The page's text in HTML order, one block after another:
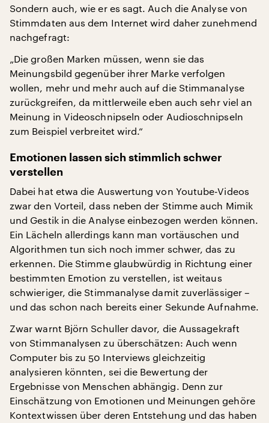
Sondern auch, wie er es sagt. Auch die Analyse von
Stimmdaten aus dem Internet wird daher zunehmend
nachgefragt:
„Die großen Marken müssen, wenn sie das
Meinungsbild gegenüber ihrer Marke verfolgen
wollen, mehr und mehr auch auf die Stimmanalyse
zurückgreifen, da mittlerweile eben auch sehr viel an
Meinung in Videoschnipseln oder Audioschnipseln
zum Beispiel verbreitet wird.“
Emotionen lassen sich stimmlich schwer
verstellen
Dabei hat etwa die Auswertung von Youtube-Videos
zwar den Vorteil, dass neben der Stimme auch Mimik
und Gestik in die Analyse einbezogen werden können.
Ein Lächeln allerdings kann man vortäuschen und
Algorithmen tun sich noch immer schwer, das zu
erkennen. Die Stimme glaubwürdig in Richtung einer
bestimmten Emotion zu verstellen, ist weitaus
schwieriger, die Stimmanalyse damit zuverlässiger –
und das schon nach bereits einer Sekunde Aufnahme.
Zwar warnt Björn Schuller davor, die Aussagekraft
von Stimmanalysen zu überschätzen: Auch wenn
Computer bis zu 50 Interviews gleichzeitig
analysieren könnten, sei die Bewertung der
Ergebnisse von Menschen abhängig. Denn zur
Einschätzung von Emotionen und Meinungen gehöre
Kontextwissen über deren Entstehung und das haben